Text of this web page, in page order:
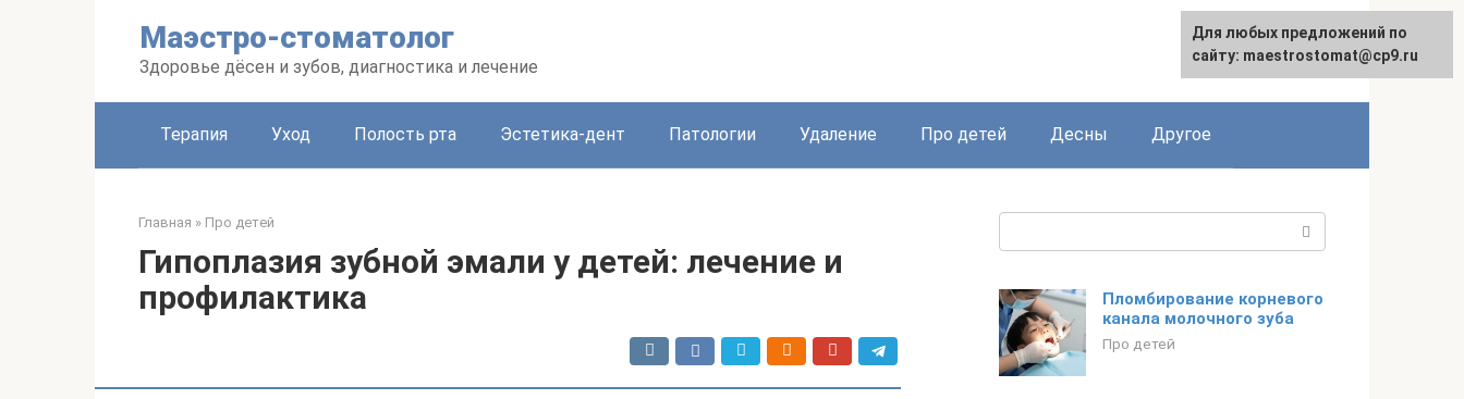
Маэстро-стоматолог
Здоровье дёсен и зубов, диагностика и лечение
Терапия Уход Полость рта Эстетика-дент Патологии Удаление Про детей Десны Другое
Главная » Про детей
Гипоплазия зубной эмали у детей: лечение и
профилактика
Пломбирование корневого
канала молочного зуба
Про детей
Для любых предложений по
сайту: maestrostomat@cp9.ru